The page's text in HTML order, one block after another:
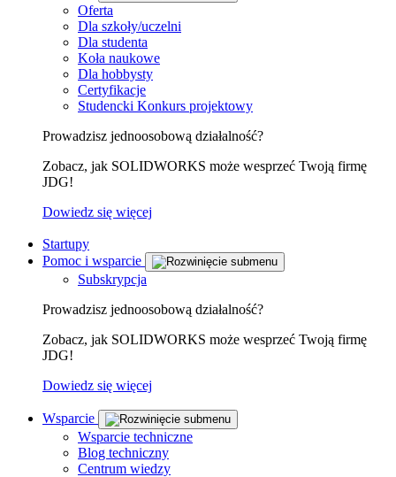
Oferta
Dla szkoły/uczelni
Dla studenta
Koła naukowe
Dla hobbysty
Certyfikacje
Studencki Konkurs projektowy
Prowadzisz jednoosobową działalność?
Zobacz, jak SOLIDWORKS może wesprzeć Twoją firmę
JDG!
Dowiedz się więcej
Startupy
Pomoc i wsparcie
Subskrypcja
Prowadzisz jednoosobową działalność?
Zobacz, jak SOLIDWORKS może wesprzeć Twoją firmę
JDG!
Dowiedz się więcej
Wsparcie
Wsparcie techniczne
Blog techniczny
Centrum wiedzy